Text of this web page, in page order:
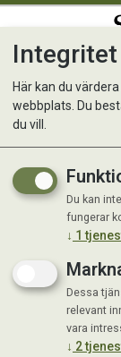
Monster
Chick/
Integritet
Här kan du
webbplats. Du
du vill.
Du kan
fungerar
↓ 1
Dessa
relevant
vara
↓ 2